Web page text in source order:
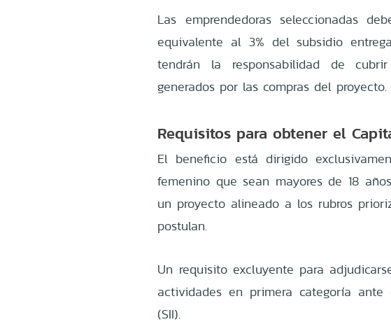
Las emprendedoras seleccionadas
equivalente al 3% del subsidio
tendrán la responsabilidad de
generados por las compras del proyecto.
Requisitos para obtener el
El beneficio está dirigido
femenino que sean mayores de 18
un proyecto alineado a los rubros
postulan.
Un requisito excluyente para
actividades en primera categoría
(SII).